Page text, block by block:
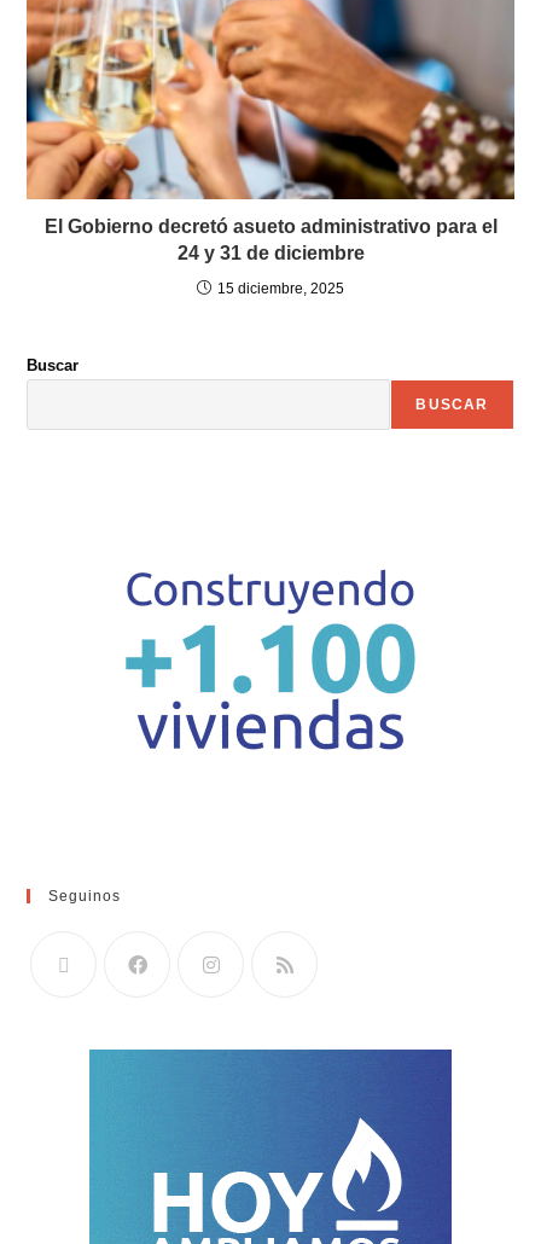
El Gobierno decretó asueto administrativo para el
24 y 31 de diciembre
15 diciembre, 2025
Buscar
BUSCAR
Seguinos